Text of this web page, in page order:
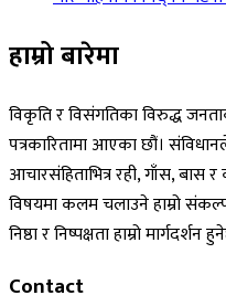
हाम्रो बारेमा
विकृति र विसंगतिका विरुद्ध
पत्रकारितामा आएका छौं।
आचारसंहिताभित्र रही, गाँस,
विषयमा कलम चलाउने हाम्रो
निष्ठा र निष्पक्षता हाम्रो मार्गदर्शन
Contact